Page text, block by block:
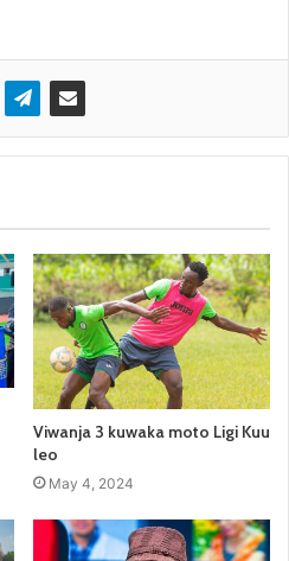
Viwanja 3 kuwaka moto Ligi Kuu
leo
May 4, 2024